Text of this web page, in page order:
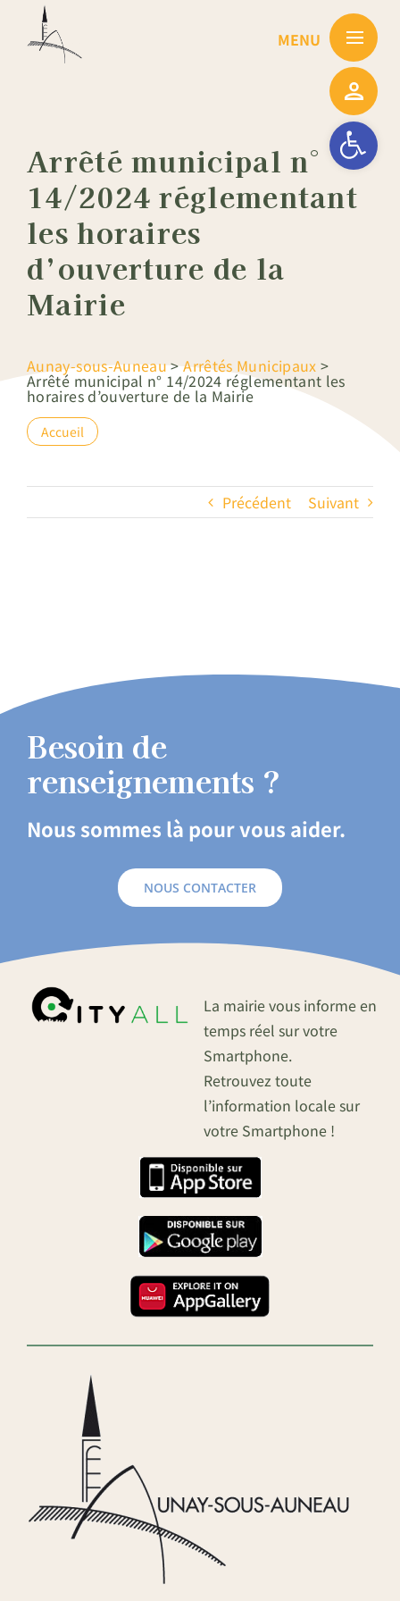
Ouvrir la
Arrêté municipal n°
14/2024 réglementant
les horaires
d’ouverture de la
Mairie
Aunay-sous-Auneau>Arrêtés Municipaux >
Arrêté municipal n° 14/2024 réglementant les
horaires d’ouverture de la Mairie
Accueil
Précédent Suivant
Besoin de
renseignements ?
Nous sommes là pour vous aider.
NOUS CONTACTER
La mairie vous informe en
temps réel sur votre
Smartphone.
Retrouvez toute
l’information locale sur
votre Smartphone !